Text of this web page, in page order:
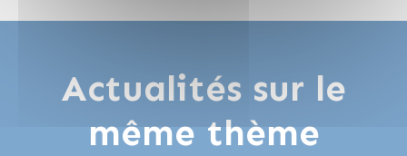
Actualités sur le
même thème